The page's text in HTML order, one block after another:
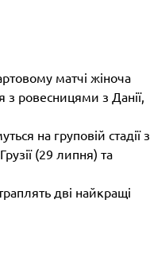
матчі жіноча
з ровесницями з Данії,
на груповій стадії з
(29 липня) та
дві найкращі